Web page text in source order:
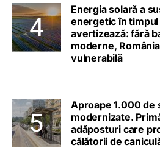
Energia solară a
energetic în
avertizează: fără
moderne,
vulnerabilă
Aproape 1.000 de
modernizate.
adăposturi care
călătorii de